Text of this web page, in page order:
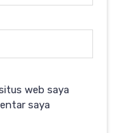
web saya
saya